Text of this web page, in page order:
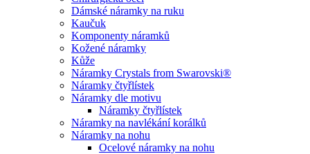
Dámské náramky na ruku
Kaučuk
Komponenty náramků
Kožené náramky
Kůže
Náramky Crystals from Swarovski®
Náramky čtyřlístek
Náramky dle motivu
Náramky čtyřlístek
Náramky na navlékání korálků
Náramky na nohu
Ocelové náramky na nohu